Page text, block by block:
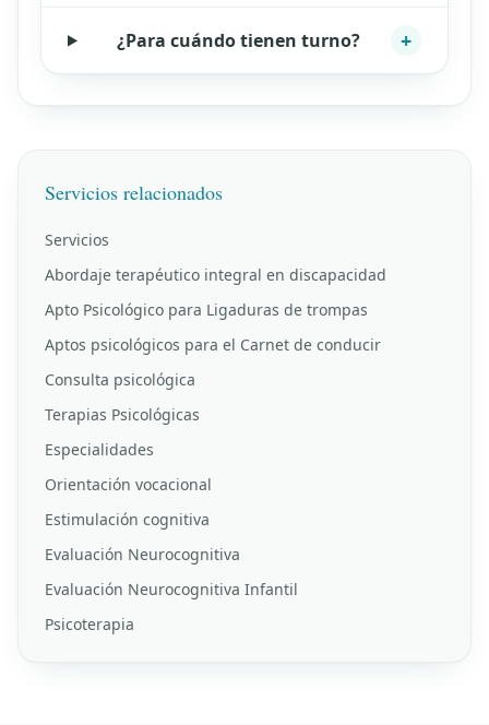
¿Para cuándo tienen turno? +
Servicios relacionados
Servicios
Abordaje terapéutico integral en discapacidad
Apto Psicológico para Ligaduras de trompas
Aptos psicológicos para el Carnet de conducir
Consulta psicológica
Terapias Psicológicas
Especialidades
Orientación vocacional
Estimulación cognitiva
Evaluación Neurocognitiva
Evaluación Neurocognitiva Infantil
Psicoterapia